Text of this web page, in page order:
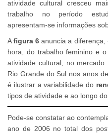
atividade cultural cresceu
trabalho no período
apresentam-se informações
Afigura 6 anuncia a
hora, do trabalho feminino e
atividade cultural, no
Rio Grande do Sul nos anos
é ilustrar a variabilidade do
tipos de atividade e ao longo
Pode-se constatar ao
ano de 2006 no total dos